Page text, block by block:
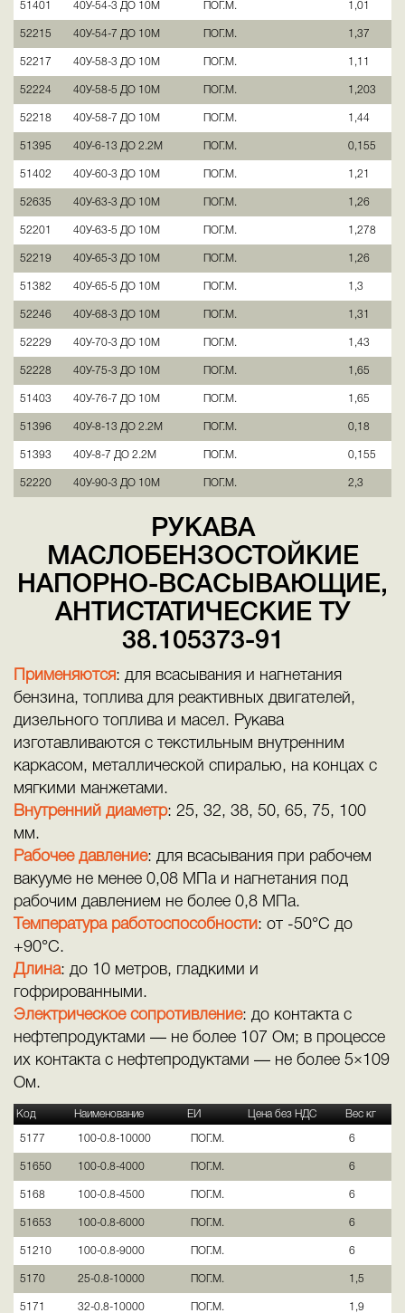
51401 40У-54-3 ДО 10М ПОГ.М. 1,01
52215 40У-54-7 ДО 10М ПОГ.М. 1,37
52217 40У-58-3 ДО 10М ПОГ.М. 1,11
52224 40У-58-5 ДО 10М ПОГ.М. 1,203
52218 40У-58-7 ДО 10М ПОГ.М. 1,44
51395 40У-6-13 ДО 2.2М ПОГ.М. 0,155
51402 40У-60-3 ДО 10М ПОГ.М. 1,21
52635 40У-63-3 ДО 10М ПОГ.М. 1,26
52201 40У-63-5 ДО 10М ПОГ.М. 1,278
52219 40У-65-3 ДО 10М ПОГ.М. 1,26
51382 40У-65-5 ДО 10М ПОГ.М. 1,3
52246 40У-68-3 ДО 10М ПОГ.М. 1,31
52229 40У-70-3 ДО 10М ПОГ.М. 1,43
52228 40У-75-3 ДО 10М ПОГ.М. 1,65
51403 40У-76-7 ДО 10М ПОГ.М. 1,65
51396 40У-8-13 ДО 2.2М ПОГ.М. 0,18
51393 40У-8-7 ДО 2.2М ПОГ.М. 0,155
52220 40У-90-3 ДО 10М ПОГ.М. 2,3
РУКАВА
МАСЛОБЕНЗОСТОЙКИЕ
НАПОРНО-ВСАСЫВАЮЩИЕ,
АНТИСТАТИЧЕСКИЕ ТУ
38.105373-91
Применяются: для всасывания и нагнетания
бензина, топлива для реактивных двигателей,
дизельного топлива и масел. Рукава
изготавливаются с текстильным внутренним
каркасом, металлической спиралью, на концах с
мягкими манжетами.
Внутренний диаметр: 25, 32, 38, 50, 65, 75, 100
мм.
Рабочее давление: для всасывания при рабочем
вакууме не менее 0,08 МПа и нагнетания под
рабочим давлением не более 0,8 МПа.
Температура работоспособности: от -50°C до
+90°C.
Длина: до 10 метров, гладкими и
гофрированными.
Электрическое сопротивление: до контакта с
нефтепродуктами — не более 107 Ом; в процессе
их контакта с нефтепродуктами — не более 5×109
Ом.
Код Наименование ЕИ Цена без НДС Вес кг
5177 100-0.8-10000 ПОГ.М. 6
51650 100-0.8-4000 ПОГ.М. 6
5168 100-0.8-4500 ПОГ.М. 6
51653 100-0.8-6000 ПОГ.М. 6
51210 100-0.8-9000 ПОГ.М. 6
5170 25-0.8-10000 ПОГ.М. 1,5
5171 32-0.8-10000 ПОГ.М. 1,9